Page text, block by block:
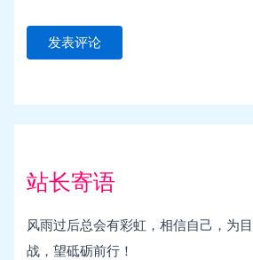
站长寄语
风雨过后总会有彩虹，相信自己，为
战，望砥砺前行！